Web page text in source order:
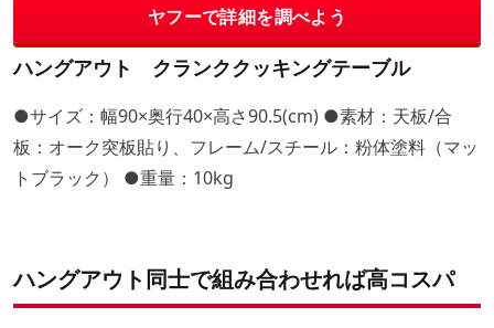
ヤフーで詳細を調べよう
ハングアウト クランククッキングテーブル
●サイズ：幅90×奥行40×高さ90.5(cm) ●素材：天板/合
板：オーク突板貼り、フレーム/スチール：粉体塗料（マッ
トブラック） ●重量：10kg
ハングアウト同士で組み合わせれば高コスパ